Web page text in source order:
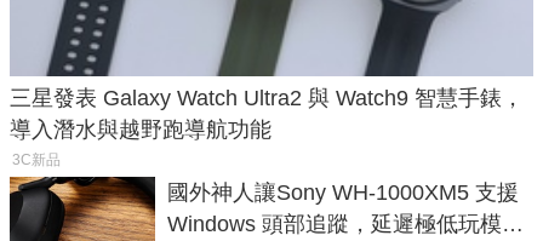
三星發表 Galaxy Watch Ultra2 與 Watch9 智慧手錶，
導入潛水與越野跑導航功能
3C新品
國外神人讓Sony WH-1000XM5 支援
Windows 頭部追蹤，延遲極低玩模擬